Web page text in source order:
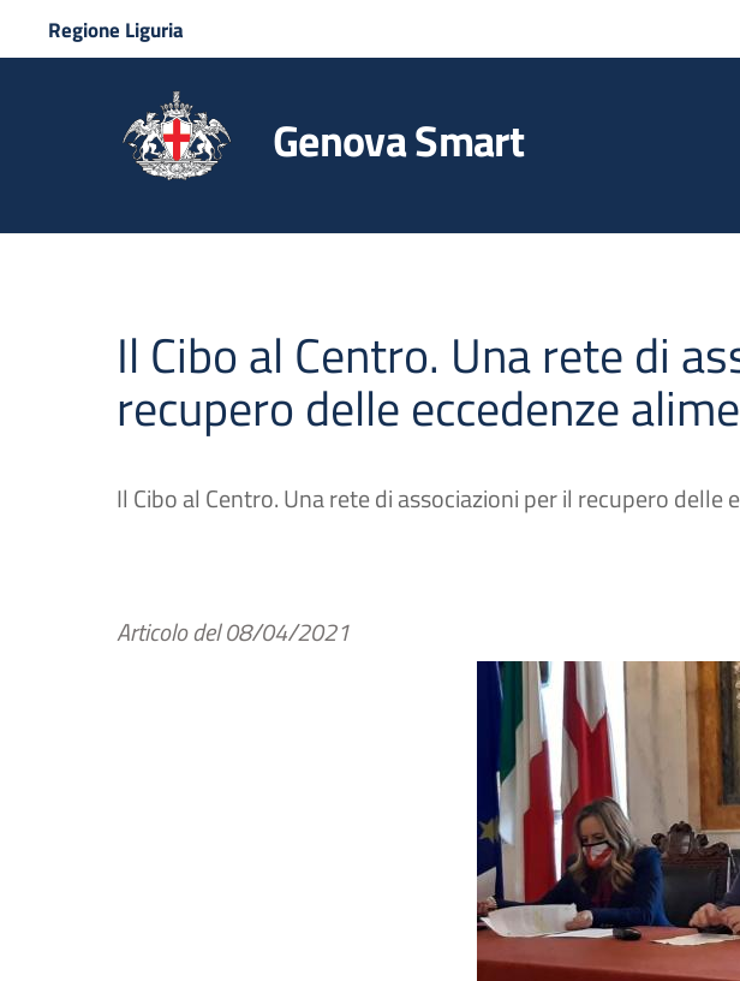
Regione Liguria
Genova Smart
Il Cibo al Centro. Una rete di
recupero delle eccedenze
Il Cibo al Centro. Una rete di associazioni per il recupero delle
Articolo del08/04/2021